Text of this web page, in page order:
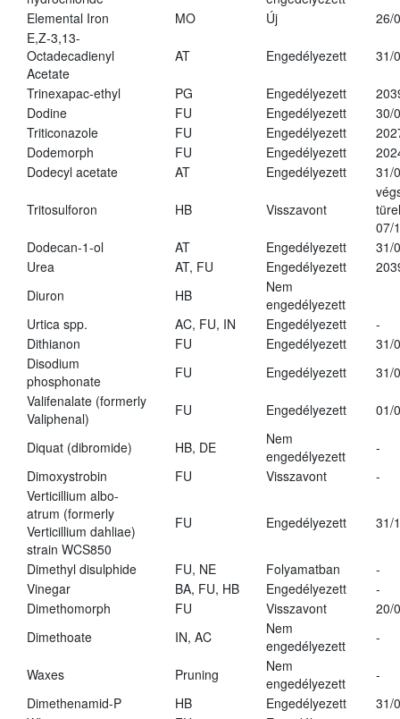
Elemental Iron
MO Új
26/
E,Z-3,13-
Octadecadienyl
Acetate
AT Engedélyezett 31/
Trinexapac-ethyl PG Engedélyezett
Dodine
FU Engedélyezett
30/
Triticonazole
FU Engedélyezett
Dodemorph
FU Engedélyezett
Dodecyl acetate
AT Engedélyezett 31/
Tritosulforon HB Visszavont
07/
Dodecan-1-ol
AT Engedélyezett
31/
Urea
AT, FU Engedélyezett
Diuron
HB
Nem
engedélyezett
Urtica spp.
AC, FU, IN Engedélyezett
-
Dithianon
FU Engedélyezett
31/
Disodium
phosphonate
FU Engedélyezett
31/
Valifenalate (formerly
Valiphenal)
FU Engedélyezett 01/
Diquat (dibromide) HB, DE
Nem
engedélyezett
-
Dimoxystrobin
FU Visszavont
-
Verticillium albo-
atrum (formerly
Verticillium dahliae)
strain WCS850
FU Engedélyezett 31/
Dimethyl disulphide FU, NE Folyamatban
-
Vinegar
BA, FU, HB Engedélyezett
-
Dimethomorph
FU Visszavont
20/
Dimethoate
IN, AC
Nem
engedélyezett
-
Waxes Pruning
Nem
engedélyezett
-
Dimethenamid-P
HB Engedélyezett
31/